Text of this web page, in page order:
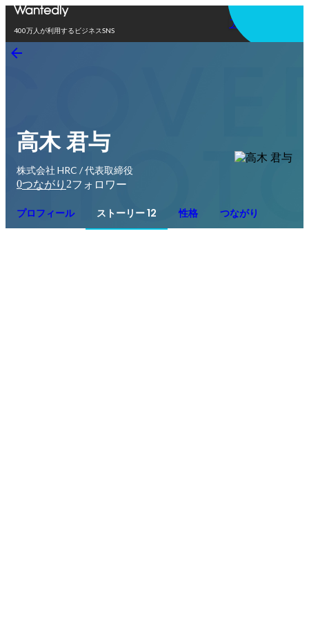
400万人が利用するビジネスSNS
アプリを使う
高木 君与
株式会社 HRC / 代表取締役
0つながり 2フォロワー
プロフィール ストーリー 12 性格 つながり